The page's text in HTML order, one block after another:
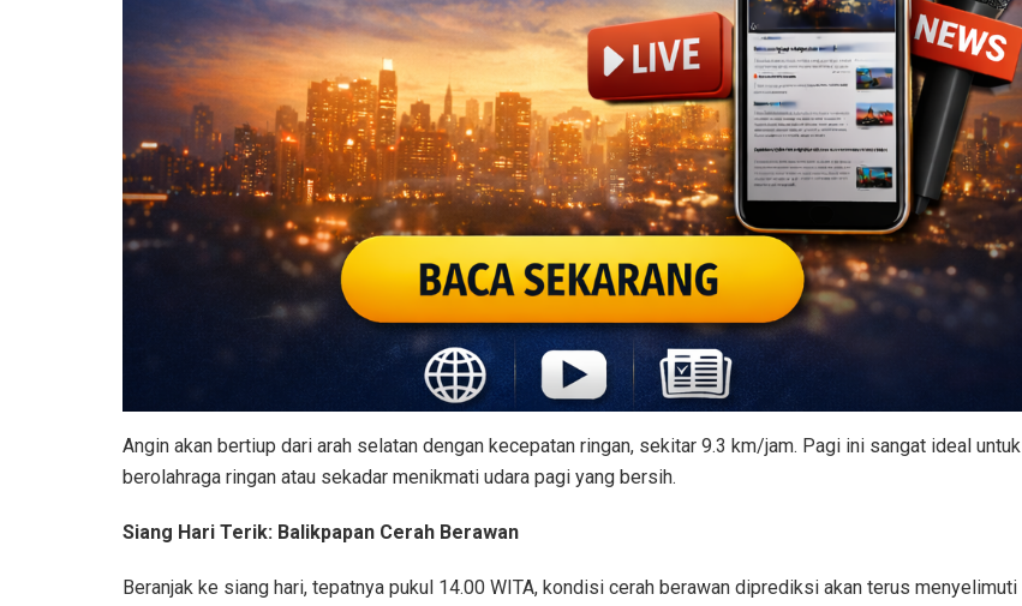
Angin akan bertiup dari arah selatan dengan kecepatan ringan, sekitar 9.3 km/jam. Pagi ini sangat ideal untuk
berolahraga ringan atau sekadar menikmati udara pagi yang bersih.
Siang Hari Terik: Balikpapan Cerah Berawan
Beranjak ke siang hari, tepatnya pukul 14.00 WITA, kondisi cerah berawan diprediksi akan terus menyelimuti